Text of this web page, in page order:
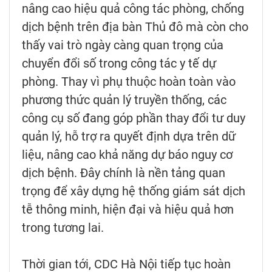
nâng cao hiệu quả công tác phòng, chống
dịch bệnh trên địa bàn Thủ đô mà còn cho
thấy vai trò ngày càng quan trọng của
chuyển đổi số trong công tác y tế dự
phòng. Thay vì phụ thuộc hoàn toàn vào
phương thức quản lý truyền thống, các
công cụ số đang góp phần thay đổi tư duy
quản lý, hỗ trợ ra quyết định dựa trên dữ
liệu, nâng cao khả năng dự báo nguy cơ
dịch bệnh. Đây chính là nền tảng quan
trọng để xây dựng hệ thống giám sát dịch
tễ thông minh, hiện đại và hiệu quả hơn
trong tương lai.
Thời gian tới, CDC Hà Nội tiếp tục hoàn